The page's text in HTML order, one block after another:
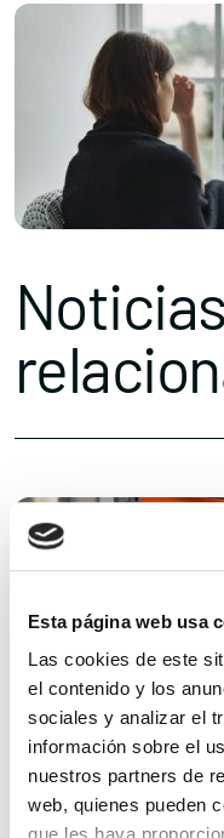
Esta página web usa
Las cookies de este
el contenido y los
sociales y analizar el
información sobre el
nuestros partners de
web, quienes pueden
Noticias